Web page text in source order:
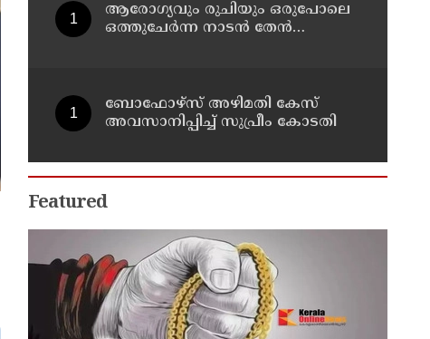
ആരോഗ്യവും രുചിയും ഒരുപോലെ
ഒത്തുചേർന്ന നാടൻ തേൻ
ബോഫോഴ്സ് അഴിമതി കേസ്
അവസാനിപ്പിച്ച് സുപ്രീം കോടതി
Featured